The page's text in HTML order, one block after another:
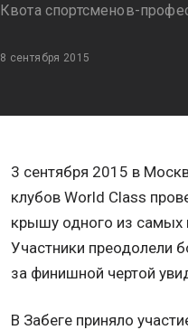
Квота спортсменов-
8 сентября 2015
3 сентября 2015 в
клубов World Class
крышу одного из самых
Участники преодолели
за финишной чертой
В Забеге приняло